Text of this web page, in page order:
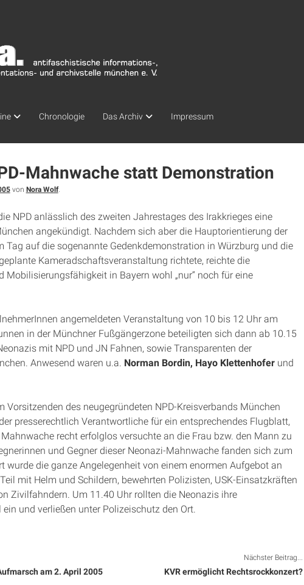
Chronologie Das Archiv Impressum
Mahnwache statt Demonstration
von Nora Wolf.
NPD anlässlich des zweiten Jahrestages des Irakkrieges eine
angekündigt. Nachdem sich aber die Hauptorientierung der
Tag auf die sogenannte Gedenkdemonstration in Würzburg und die
Kameradschaftsveranstaltung richtete, reichte die
Mobilisierungsfähigkeit in Bayern wohl „nur“ noch für eine
angemeldeten Veranstaltung von 10 bis 12 Uhr am
in der Münchner Fußgängerzone beteiligten sich dann ab 10.15
mit NPD und JN Fahnen, sowie Transparenten der
Anwesend waren u.a. Norman Bordin, Hayo Klettenhoferund
Vorsitzenden des neugegründeten NPD-Kreisverbands München
presserechtlich Verantwortliche für ein entsprechendes Flugblatt,
recht erfolglos versuchte an die Frau bzw. den Mann zu
und Gegner dieser Neonazi-Mahnwache fanden sich zum
wurde die ganze Angelegenheit von einem enormen Aufgebot an
mit Helm und Schildern, bewehrten Polizisten, USK-Einsatzkräften
Zivilfahndern. Um 11.40 Uhr rollten die Neonazis ihre
und verließen unter Polizeischutz den Ort.
am 2. April 2005
Nächster Beitrag...
KVR ermöglicht Rechtsrockkonzert?